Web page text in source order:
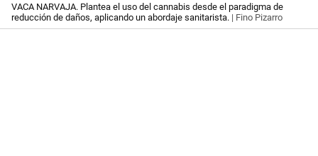
VACA NARVAJA. Plantea el uso del cannabis desde el paradigma de
reducción de daños, aplicando un abordaje sanitarista. | Fino Pizarro